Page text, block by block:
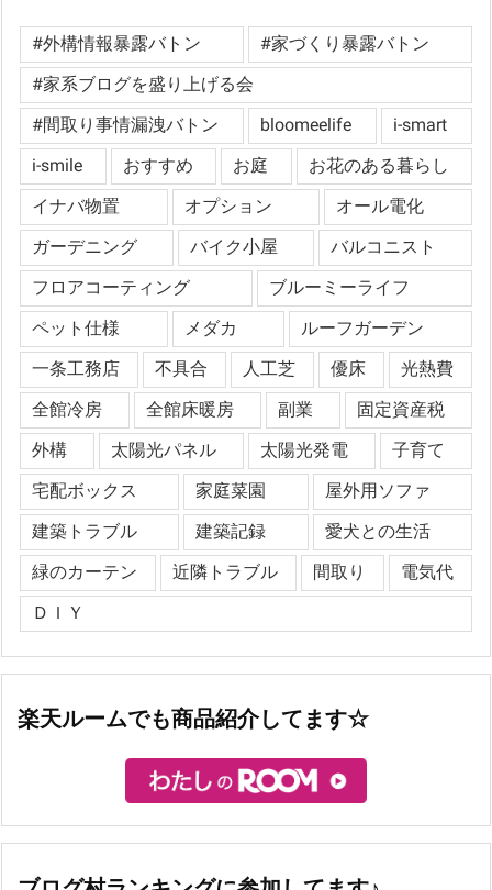
#外構情報暴露バトン
#家づくり暴露バトン
#家系ブログを盛り上げる会
#間取り事情漏洩バトン
bloomeelife
i-smart
i-smile
おすすめ お庭
お花のある暮らし
イナバ物置
オプション
オール電化
ガーデニング
バイク小屋
バルコニスト
フロアコーティング
ブルーミーライフ
ペット仕様
メダカ
ルーフガーデン
一条工務店
不具合 人工芝 優床
光熱費
全館冷房
全館床暖房 副業
固定資産税
外構
太陽光パネル 太陽光発電
子育て
宅配ボックス
家庭菜園
屋外用ソファ
建築トラブル
建築記録
愛犬との生活
緑のカーテン
近隣トラブル 間取り
電気代
ＤＩＹ
楽天ルームでも商品紹介してます☆